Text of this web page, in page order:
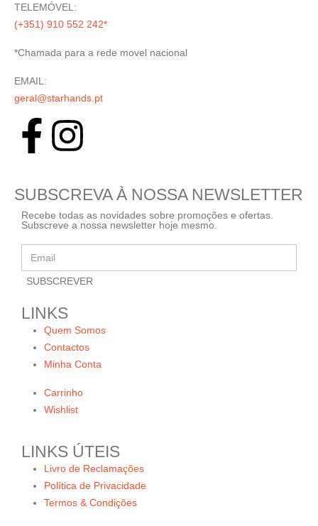
TELEMÓVEL:
(+351) 910 552 242*
*Chamada para a rede movel nacional
EMAIL:
geral@starhands.pt
SUBSCREVA À NOSSA NEWSLETTER
Recebe todas as novidades sobre promoções e ofertas.
Subscreve a nossa newsletter hoje mesmo.
LINKS
Quem Somos
Contactos
Minha Conta
Carrinho
Wishlist
LINKS ÚTEIS
Livro de Reclamações
Política de Privacidade
Termos & Condições